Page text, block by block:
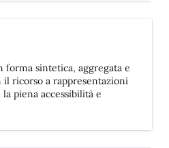
sintetica, aggregata e
il ricorso a rappresentazioni
piena accessibilità e